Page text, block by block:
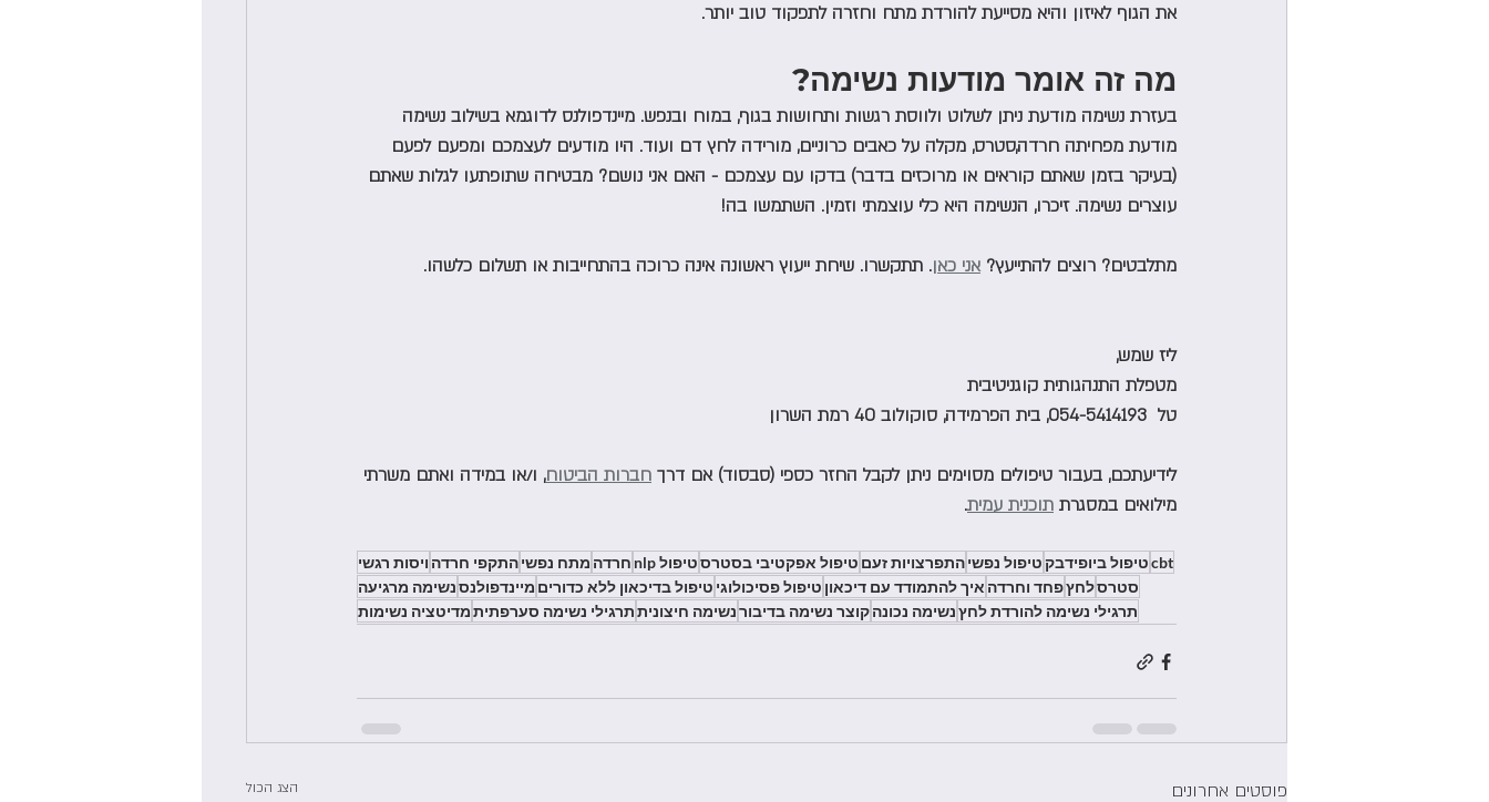
את הגוף לאיזון והיא מסייעת להורדת מתח וחזרה לתפקוד טוב יותר.
מה זה אומר מודעות נשימה?
בעזרת נשימה מודעת ניתן לשלוט ולווסת רגשות ותחושות בגוף, במוח ובנפש. מיינדפולנס לדוגמא בשילוב נשימה
מודעת מפחיתה חרדה,סטרס, מקלה על כאבים כרוניים, מורידה לחץ דם ועוד. היו מודעים לעצמכם ומפעם לפעם
(בעיקר בזמן שאתם קוראים או מרוכזים בדבר) בדקו עם עצמכם - האם אני נושם? מבטיחה שתופתעו לגלות שאתם
עוצרים נשימה. זיכרו, הנשימה היא כלי עוצמתי וזמין. השתמשו בה!
מתלבטים? רוצים להתייעץ? אני כאן. תתקשרו. שיחת ייעוץ ראשונה אינה כרוכה בהתחייבות או תשלום כלשהו.
ליז שמש,
מטפלת התנהגותית קוגניטיבית
טל  054-5414193, בית הפרמידה, סוקולוב 40 רמת השרון
לידיעתכם, בעבור טיפולים מסוימים ניתן לקבל החזר כספי (סבסוד) אם דרך חברות הביטוח, ו/או במידה ואתם משרתי
מילואים במסגרת תוכנית עמית.
cbtטיפול ביופידבקטיפול נפשיהתפרצויות זעם טיפול אפקטיבי בסטרסטיפול nlp חרדה מתח נפשיהתקפי חרדה ויסות רגשי
סטרסלחץפחד וחרדה איך להתמודד עם דיכאון טיפול פסיכולוגי טיפול בדיכאון ללא כדורים מיינדפולנסנשימה מרגיעה
תרגילי נשימה להורדת לחץנשימה נכונהקוצר נשימה בדיבורנשימה חיצוניתתרגילי נשימה סערפתיתמדיטציה נשימות
פוסטים אחרונים הצג הכול